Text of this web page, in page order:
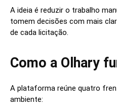
A ideia é reduzir o trabalho
tomem decisões com mais
de cada licitação.
Como a Olhary
A plataforma reúne quatro
ambiente: